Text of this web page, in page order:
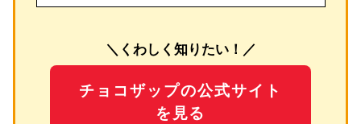
＼くわしく知りたい！／
チョコザップの公式サイト
を見る